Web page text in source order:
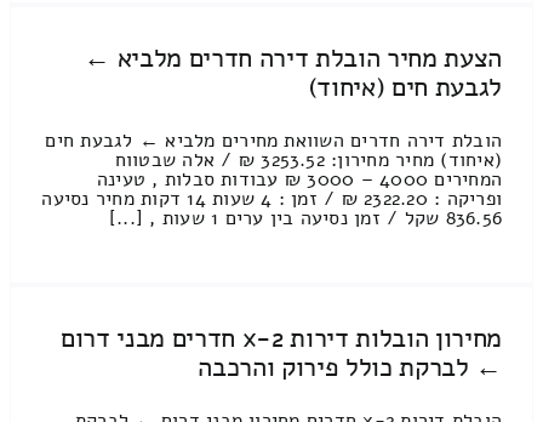
הצעת מחיר הובלת דירה חדרים מלביא ←
לגבעת חים (איחוד)
הובלת דירה חדרים השוואת מחירים מלביא ← לגבעת חים
(איחוד) מחיר מחירון: 3253.52 ₪ / אלה שבטווח
המחירים 4000 – 3000 ₪ עבודות סבלות , טעינה
ופריקה : 2322.20 ₪ / זמן : 4 שעות 14 דקות מחיר נסיעה
836.56 שקל / זמן נסיעה בין ערים 1 שעות , [...]
מחירון הובלות דירות 2-x חדרים מבני דרום
← לברקת כולל פירוק והרכבה